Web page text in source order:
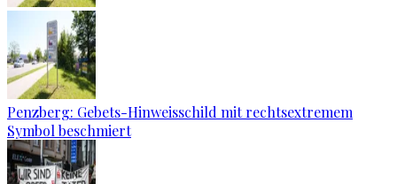
Penzberg: Gebets-Hinweisschild mit rechtsextremem
Symbol beschmiert